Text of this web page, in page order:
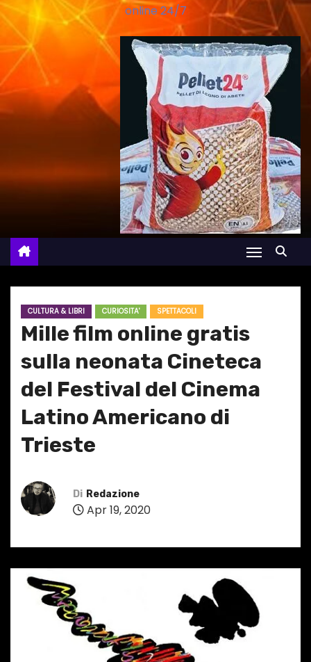
online 24/7
CULTURA & LIBRI CURIOSITA' SPETTACOLI
Mille film online gratis
sulla neonata Cineteca
del Festival del Cinema
Latino Americano di
Trieste
Di Redazione
Apr 19, 2020